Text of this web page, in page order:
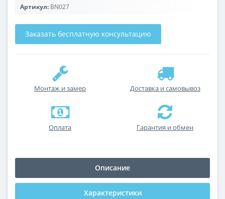
Артикул: BN027
Заказать бесплатную консультацию
Монтаж и замер Доставка и самовывоз
Оплата Гарантия и обмен
Описание
Характеристики